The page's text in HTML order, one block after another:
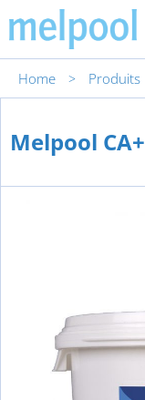
Home > Produits
Melpool CA+